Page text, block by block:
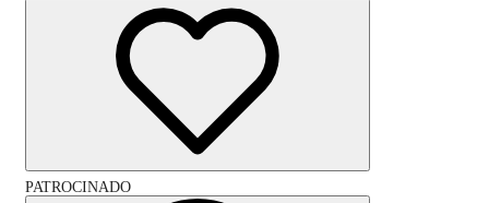
PATROCINADO